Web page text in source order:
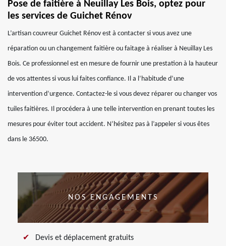
Pose de faitière à Neuillay Les Bois, optez pour
les services de Guichet Rénov
L’artisan couvreur Guichet Rénov est à contacter si vous avez une
réparation ou un changement faitière ou faitage à réaliser à Neuillay Les
Bois. Ce professionnel est en mesure de fournir une prestation à la hauteur
de vos attentes si vous lui faites confiance. Il a l’habitude d’une
intervention d’urgence. Contactez-le si vous devez réparer ou changer vos
tuiles faitières. Il procédera à une telle intervention en prenant toutes les
mesures pour éviter tout accident. N’hésitez pas à l’appeler si vous êtes
dans le 36500.
NOS ENGAGEMENTS
Devis et déplacement gratuits